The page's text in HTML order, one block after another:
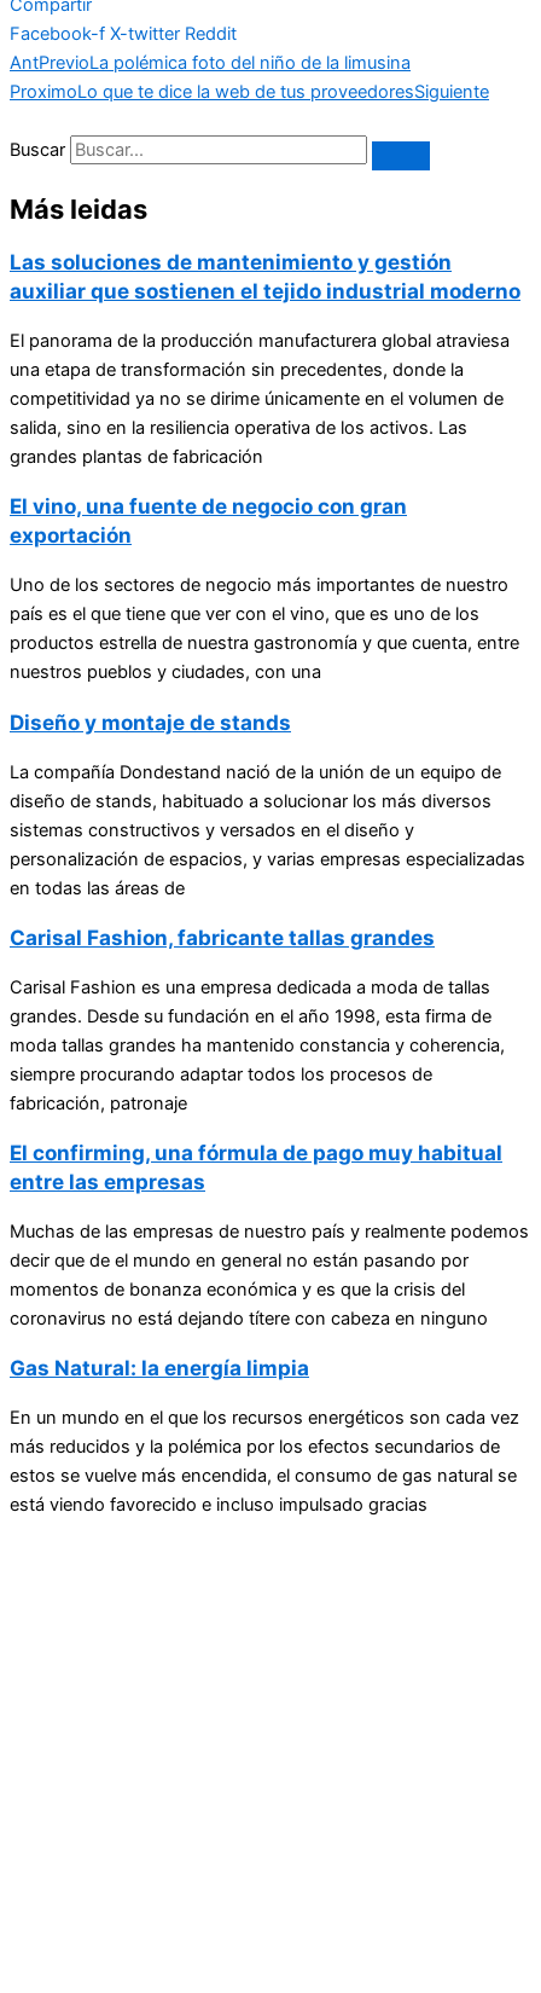
Compartir
Facebook-f X-twitter Reddit
AntPrevioLa polémica foto del niño de la limusina
ProximoLo que te dice la web de tus proveedoresSiguiente
Buscar
Más leidas
Las soluciones de mantenimiento y gestión
auxiliar que sostienen el tejido industrial moderno
El panorama de la producción manufacturera global atraviesa
una etapa de transformación sin precedentes, donde la
competitividad ya no se dirime únicamente en el volumen de
salida, sino en la resiliencia operativa de los activos. Las
grandes plantas de fabricación
El vino, una fuente de negocio con gran
exportación
Uno de los sectores de negocio más importantes de nuestro
país es el que tiene que ver con el vino, que es uno de los
productos estrella de nuestra gastronomía y que cuenta, entre
nuestros pueblos y ciudades, con una
Diseño y montaje de stands
La compañía Dondestand nació de la unión de un equipo de
diseño de stands, habituado a solucionar los más diversos
sistemas constructivos y versados en el diseño y
personalización de espacios, y varias empresas especializadas
en todas las áreas de
Carisal Fashion, fabricante tallas grandes
Carisal Fashion es una empresa dedicada a moda de tallas
grandes. Desde su fundación en el año 1998, esta firma de
moda tallas grandes ha mantenido constancia y coherencia,
siempre procurando adaptar todos los procesos de
fabricación, patronaje
El confirming, una fórmula de pago muy habitual
entre las empresas
Muchas de las empresas de nuestro país y realmente podemos
decir que de el mundo en general no están pasando por
momentos de bonanza económica y es que la crisis del
coronavirus no está dejando títere con cabeza en ninguno
Gas Natural: la energía limpia
En un mundo en el que los recursos energéticos son cada vez
más reducidos y la polémica por los efectos secundarios de
estos se vuelve más encendida, el consumo de gas natural se
está viendo favorecido e incluso impulsado gracias